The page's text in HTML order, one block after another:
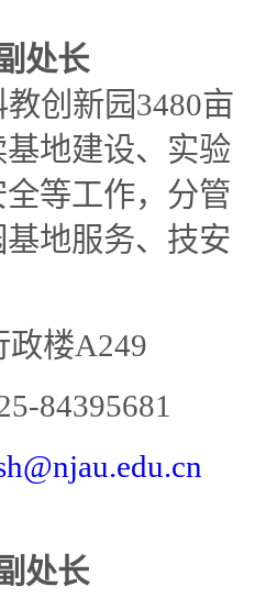
处长
创新园3480亩
地建设、 实验
等工作，分管
地服务、技安
政楼A249
84395681
处长